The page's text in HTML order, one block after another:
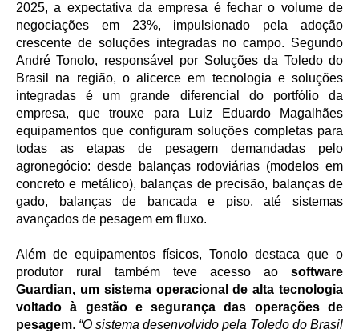
2025, a expectativa da empresa é fechar o volume de
negociações em 23%, impulsionado pela adoção
crescente de soluções integradas no campo. Segundo
André Tonolo, responsável por Soluções da Toledo do
Brasil na região, o alicerce em tecnologia e soluções
integradas é um grande diferencial do portfólio da
empresa, que trouxe para Luiz Eduardo Magalhães
equipamentos que configuram soluções completas para
todas as etapas de pesagem demandadas pelo
agronegócio: desde balanças rodoviárias (modelos em
concreto e metálico), balanças de precisão, balanças de
gado, balanças de bancada e piso, até sistemas
avançados de pesagem em fluxo.
Além de equipamentos físicos, Tonolo destaca que o
produtor rural também teve acesso ao software
Guardian, um sistema operacional de alta tecnologia
voltado à gestão e segurança das operações de
pesagem. “O sistema desenvolvido pela Toledo do Brasil